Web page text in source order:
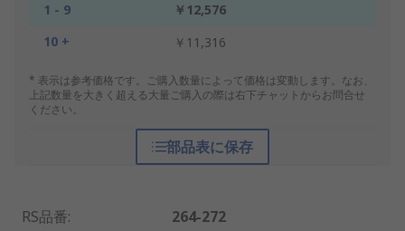
1 - 9
￥12,576
10 +
￥11,316
* 表示は参考価格です。ご購入数量によって価格は変動します。なお、
上記数量を大きく超える大量ご購入の際は右下チャットからお問合せ
ください。
部品表に保存
RS品番:
264-272